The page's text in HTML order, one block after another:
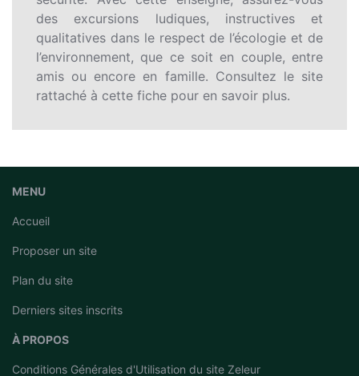
des excursions ludiques, instructives et
qualitatives dans le respect de l’écologie et de
l’environnement, que ce soit en couple, entre
amis ou encore en famille. Consultez le site
rattaché à cette fiche pour en savoir plus.
MENU
Accueil
Proposer un site
Plan du site
Derniers sites inscrits
À PROPOS
Conditions Générales d'Utilisation du site Zeleur